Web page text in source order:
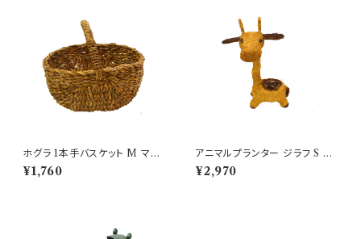
ホグラ 1本手バスケット M マル
シェバッグ ざっくり 水草
¥1,760
アニマルプランター ジラフ S か
わいいキリン型鉢 動物
¥2,970